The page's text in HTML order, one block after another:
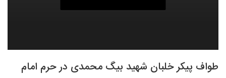
طواف پیکر خلبان شهید بیگ محمدی در حرم امام